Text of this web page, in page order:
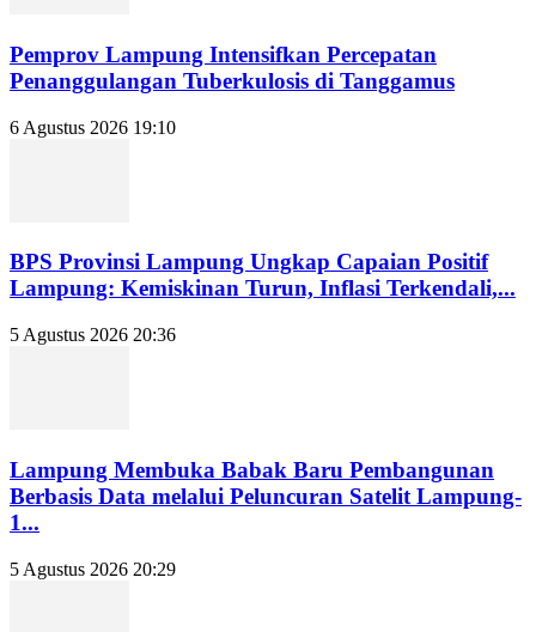
Pemprov Lampung Intensifkan Percepatan
Penanggulangan Tuberkulosis di Tanggamus
6 Agustus 2026 19:10
BPS Provinsi Lampung Ungkap Capaian Positif
Lampung: Kemiskinan Turun, Inflasi Terkendali,...
5 Agustus 2026 20:36
Lampung Membuka Babak Baru Pembangunan
Berbasis Data melalui Peluncuran Satelit Lampung-
1...
5 Agustus 2026 20:29